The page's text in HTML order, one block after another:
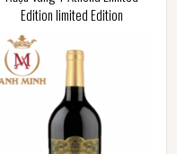
Edition limited Edition